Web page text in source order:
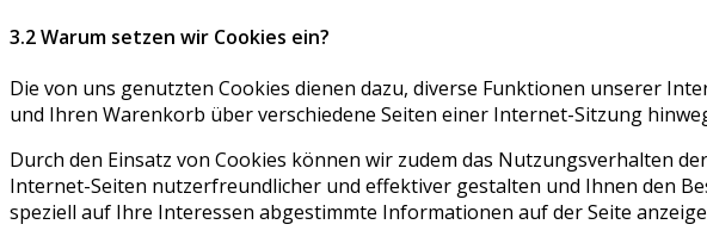
3.2 Warum setzen wir Cookies ein?
Die von uns genutzten Cookies dienen dazu, diverse Funktionen unserer
und Ihren Warenkorb über verschiedene Seiten einer Internet-Sitzung
Durch den Einsatz von Cookies können wir zudem das Nutzungsverhalten
Internet-Seiten nutzerfreundlicher und effektiver gestalten und Ihnen den
speziell auf Ihre Interessen abgestimmte Informationen auf der Seite